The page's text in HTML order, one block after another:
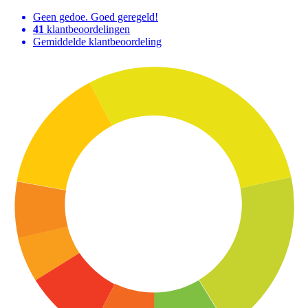
Geen gedoe. Goed geregeld!
41 klantbeoordelingen
Gemiddelde klantbeoordeling